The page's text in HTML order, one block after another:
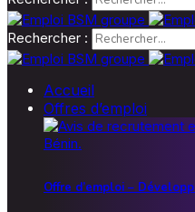
Rechercher :
Accueil
Offres d’emploi
Offre d’emploi –